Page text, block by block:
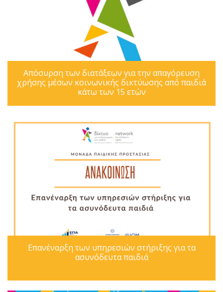
Απόσυρση των διατάξεων για την απαγόρευση
χρήσης μέσων κοινωνικής δικτύωσης από παιδιά
κάτω των 15 ετών
Επανέναρξη των υπηρεσιών στήριξης για τα
ασυνόδευτα παιδιά